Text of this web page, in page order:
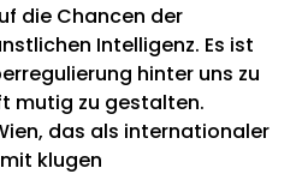
die Chancen der
Intelligenz. Es ist
hinter uns zu
mutig zu gestalten.
das als internationaler
klugen